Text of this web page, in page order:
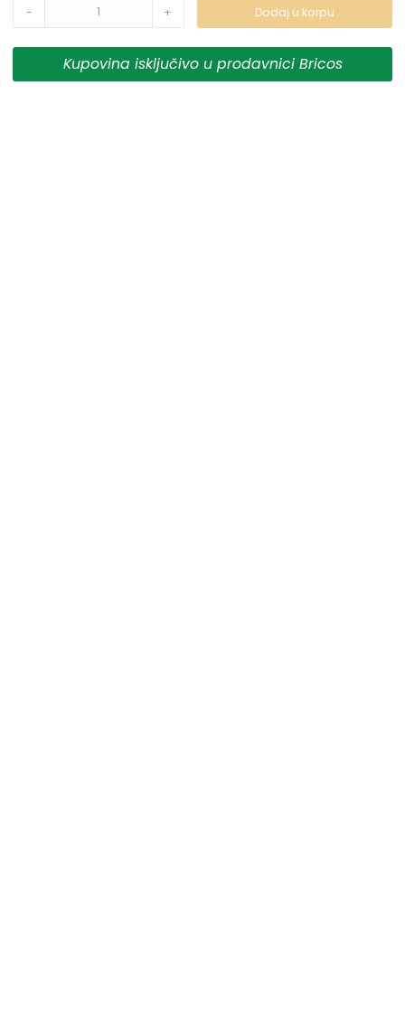
prikazani na sajtu su deo naše ponude i ne podrazumeva
da su dostupni u svakom trenutku.
** Sve cene su sa uračunatim PDV-om, plaćanje se vrši
- + Dodaj u korpu
Kupovina isključivo u prodavnici Bricos